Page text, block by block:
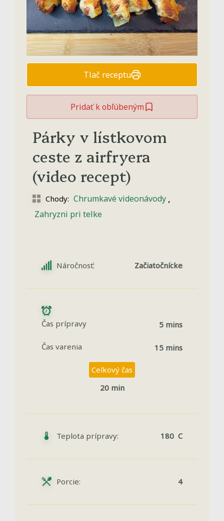
Tlač receptu
Pridať k obľúbeným
Párky v lístkovom
ceste z airfryera
(video recept)
Chody: Chrumkavé videonávody ,
Zahryzni pri telke
Náročnosť: Začiatočnícke
Čas prípravy 5 mins
Čas varenia 15 mins
Celkový čas
20 min
Teplota prípravy: 180 C
Porcie: 4